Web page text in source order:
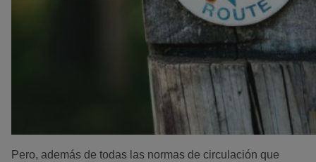
Pero, además de todas las normas de circulación que